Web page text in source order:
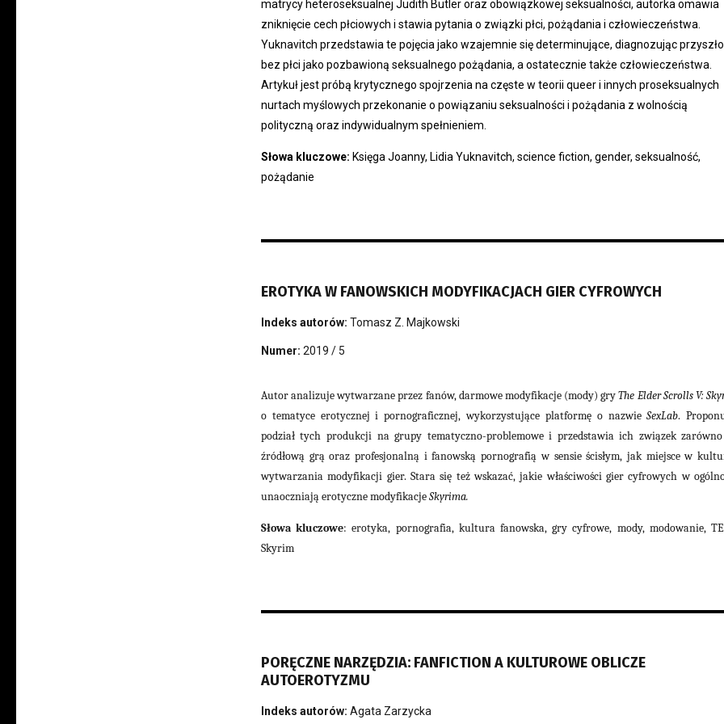
matrycy heteroseksualnej Judith Butler oraz obowiązkowej seksualności, autorka omawia
zniknięcie cech płciowych i stawia pytania o związki płci, pożądania i człowieczeństwa.
Yuknavitch przedstawia te pojęcia jako wzajemnie się determinujące, diagnozując
bez płci jako pozbawioną seksualnego pożądania, a ostatecznie także człowieczeństwa.
Artykuł jest próbą krytycznego spojrzenia na częste w teorii queer i innych proseksualnych
nurtach myślowych przekonanie o powiązaniu seksualności i pożądania z wolnością
polityczną oraz indywidualnym spełnieniem.
Słowa kluczowe: Księga Joanny, Lidia Yuknavitch, science fiction, gender, seksualność,
pożądanie
EROTYKA W FANOWSKICH MODYFIKACJACH GIER CYFROWYCH
Indeks autorów: Tomasz Z. Majkowski
Numer: 2019 / 5
Autor analizuje wytwarzane przez fanów, darmowe modyfikacje (mody) gryThe Elder Scrolls V:
o tematyce erotycznej i pornograficznej, wykorzystujące platformę o nazwieSexLab.
podział tych produkcji na grupy tematyczno-problemowe i przedstawia ich związek
źródłową grą oraz profesjonalną i fanowską pornografią w sensie ścisłym, jak miejsce w
wytwarzania modyfikacji gier. Stara się też wskazać, jakie właściwości gier cyfrowych w
unaoczniają erotyczne modyfikacjeSkyrima.
Słowa kluczowe: erotyka, pornografia, kultura fanowska, gry cyfrowe, mody, modowanie,
Skyrim
PORĘCZNE NARZĘDZIA: FANFICTION A KULTUROWE OBLICZE
AUTOEROTYZMU
Indeks autorów: Agata Zarzycka